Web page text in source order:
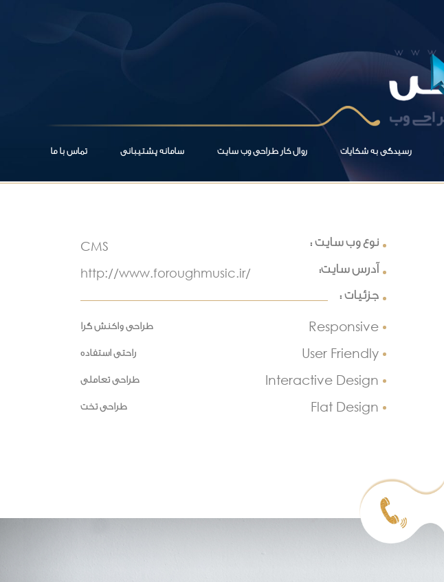
رسیدگی به شکایات روال کار طراحی وب سایت سامانه پشتیبانی تماس با ما
نوع وب سایت : CMS
آدرس سایت: http://www.foroughmusic.ir/
جزئیات :
Responsive طراحی واکنش گرا
User Friendly راحتی استفاده
Interactive Design طراحی تعاملی
Flat Design طراحی تخت